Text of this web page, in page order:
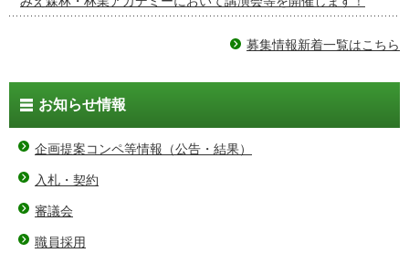
募集情報新着一覧はこちら
お知らせ情報
企画提案コンペ等情報（公告・結果）
入札・契約
審議会
職員採用